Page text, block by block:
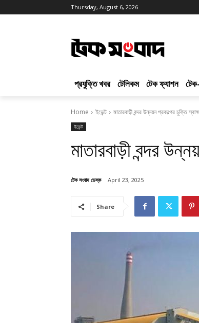
Thursday, August 6, 2026
প্রযুক্তি খবর টেলিকম টেক ফ্যাশন
Home ইভেন্ট মাতারবাড়ী বন্দর উন্নয়ন প্রকল্পের চুক্তি
ইভেন্ট
মাতারবাড়ী বন্দর
টেক সংবাদ ডেস্ক April 23, 2025
Share